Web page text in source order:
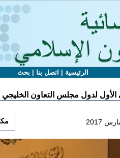
الرئيسية اتصل بنا بحث
الأول لدول مجلس التعاون الخليجي